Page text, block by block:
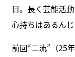
目。長く芸能活
心持ちはあるん
前回“二流”（25